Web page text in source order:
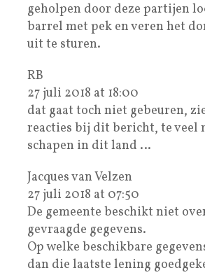
geholpen door deze partijen
barrel met pek en veren het
uit te sturen.
RB
27 juli 2018 at 18:00
dat gaat toch niet gebeuren,
reacties bij dit bericht, te veel
schapen in dit land …
Jacques van Velzen
27 juli 2018 at 07:50
De gemeente beschikt niet
gevraagde gegevens.
Op welke beschikbare
dan die laatste lening